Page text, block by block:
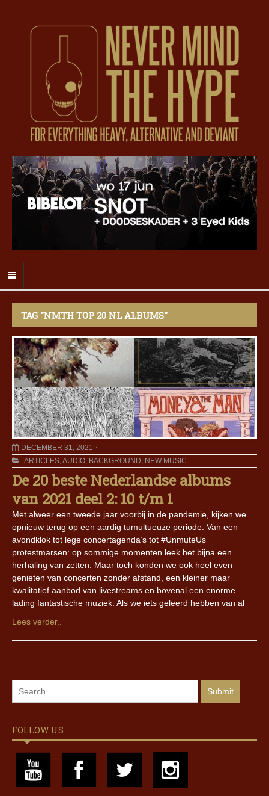
TAG "NMTH TOP 20 NL ALBUMS"
DECEMBER 31, 2021
ARTICLES,AUDIO, BACKGROUND, NEW MUSIC
De 20 beste Nederlandse albums
van 2021 deel 2: 10 t/m 1
Met alweer een tweede jaar voorbij in de pandemie, kijken we
opnieuw terug op een aardig tumultueuze periode. Van een
avondklok tot lege concertagenda’s tot #UnmuteUs
protestmarsen: op sommige momenten leek het bijna een
herhaling van zetten. Maar toch konden we ook heel even
genieten van concerten zonder afstand, een kleiner maar
kwalitatief aanbod van livestreams en bovenal een enorme
lading fantastische muziek. Als we iets geleerd hebben van al
Lees verder..
FOLLOW US